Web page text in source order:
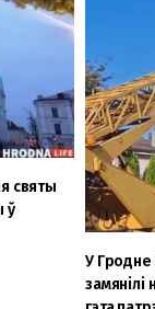
святы
ў
У Гродне